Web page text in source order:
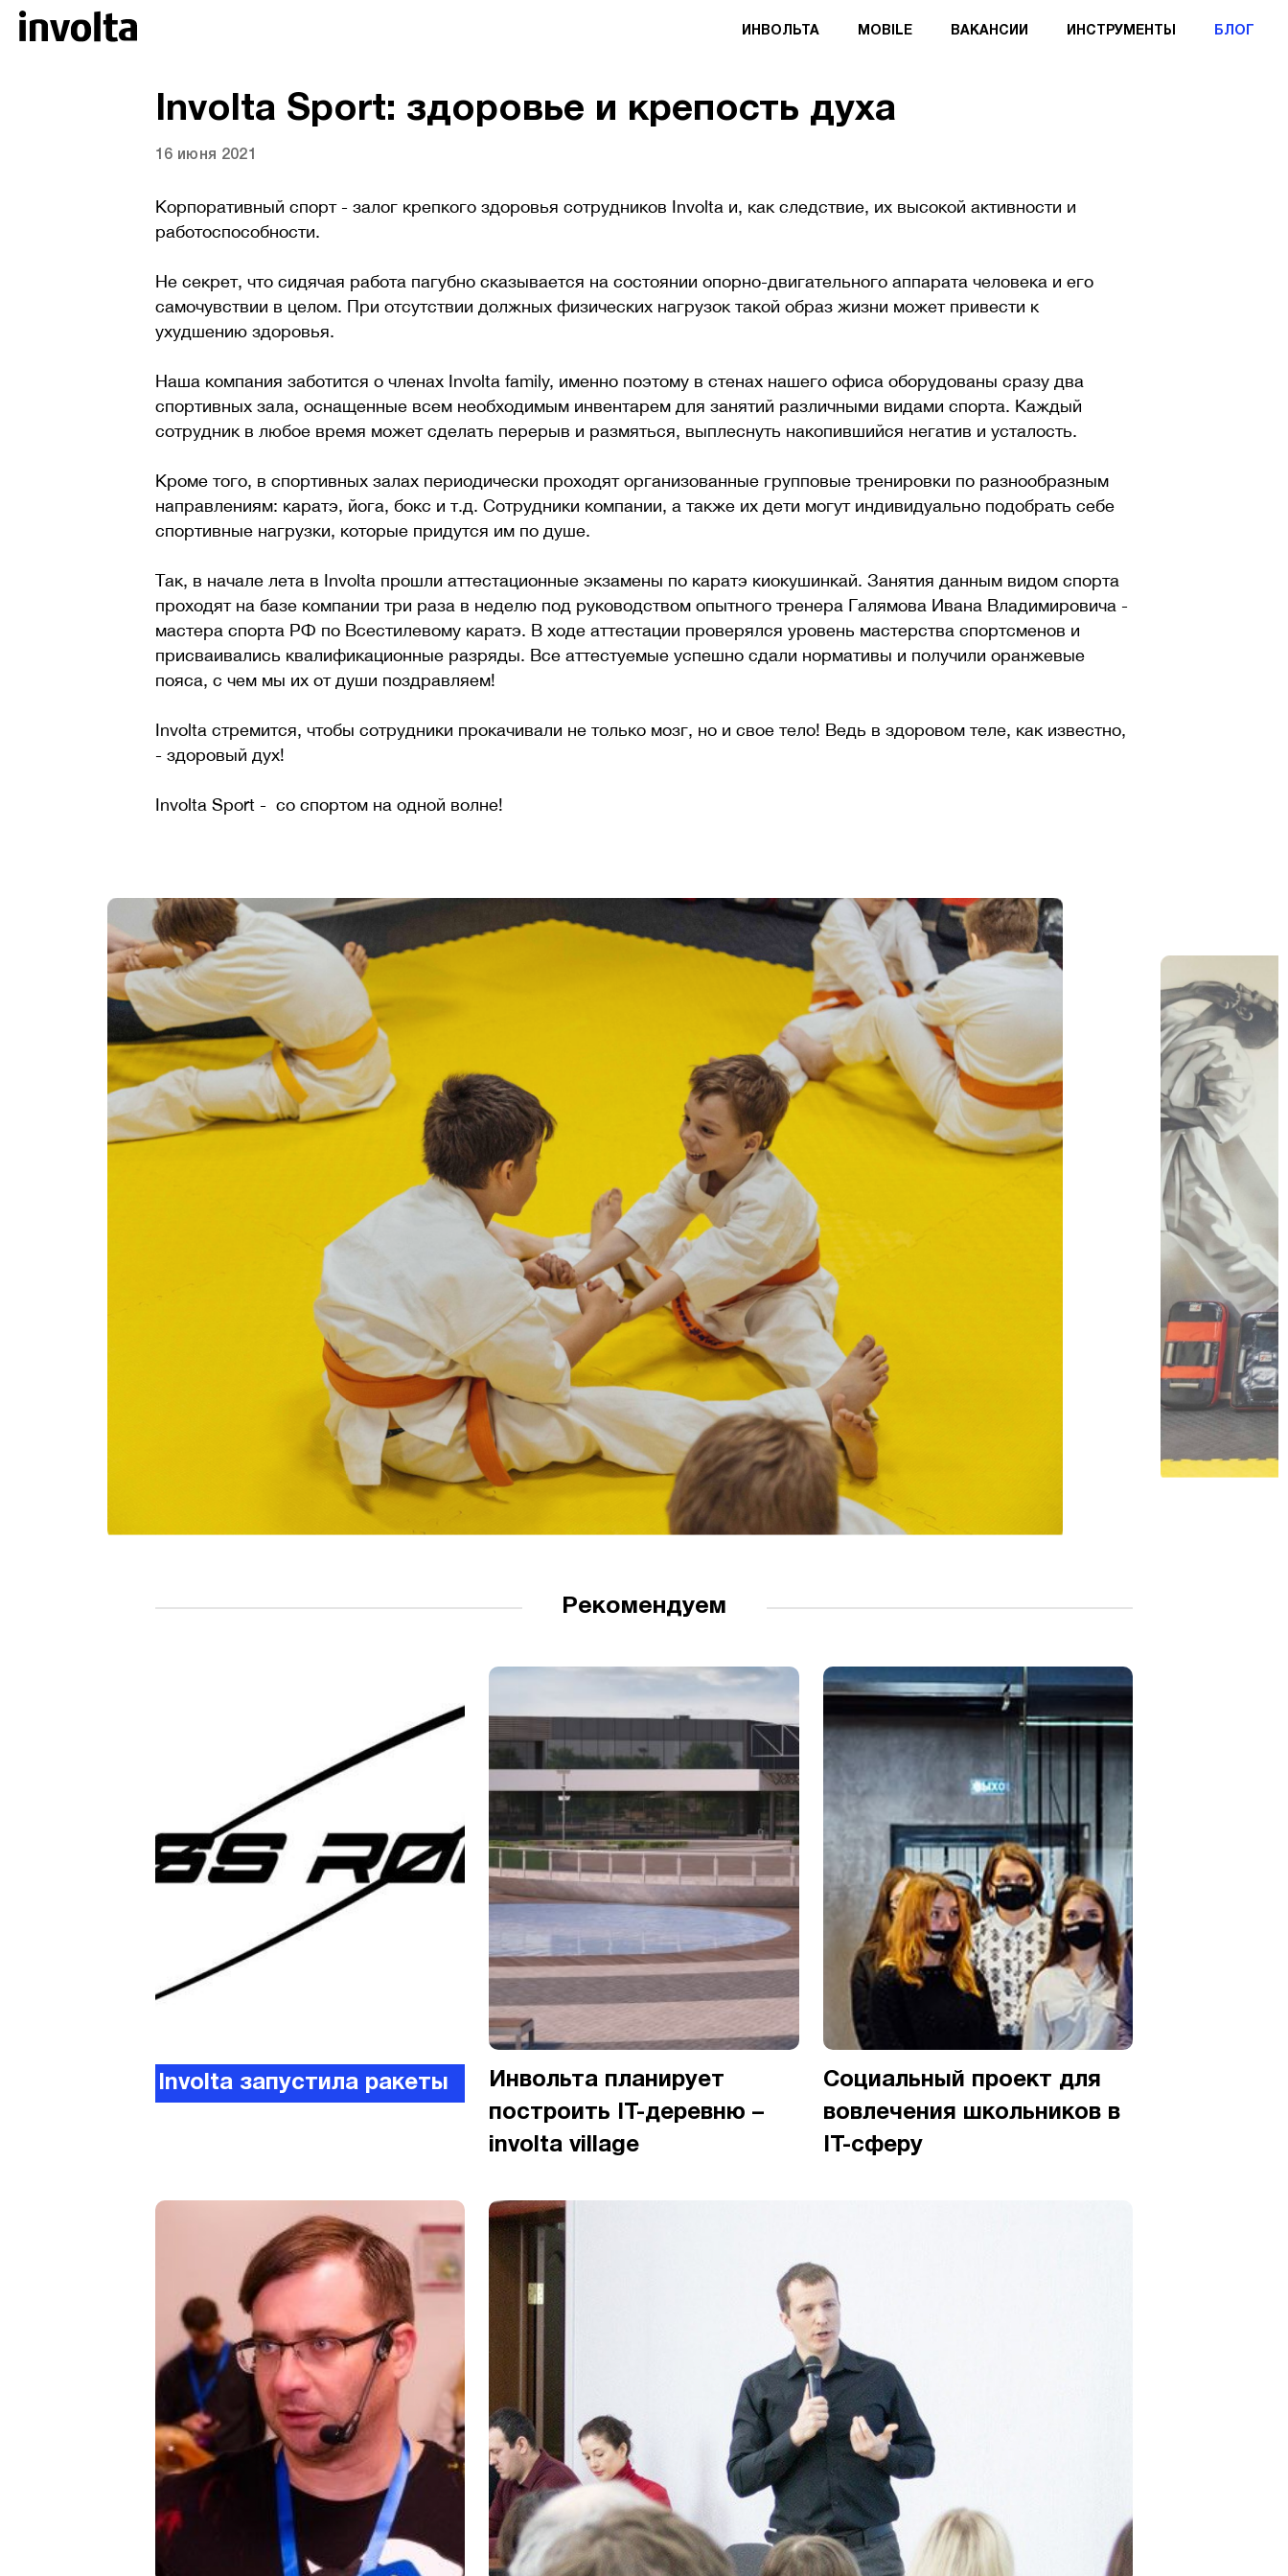
ИНВОЛЬТА MOBILE ВАКАНСИИ ИНСТРУМЕНТЫ БЛОГ
Involta Sport: здоровье и крепость духа
16 июня 2021
Корпоративный спорт - залог крепкого здоровья сотрудников Involta и, как следствие, их высокой активности и
работоспособности.
Не секрет, что сидячая работа пагубно сказывается на состоянии опорно-двигательного аппарата человека и его
самочувствии в целом. При отсутствии должных физических нагрузок такой образ жизни может привести к
ухудшению здоровья.
Наша компания заботится о членах Involta family, именно поэтому в стенах нашего офиса оборудованы сразу два
спортивных зала, оснащенные всем необходимым инвентарем для занятий различными видами спорта. Каждый
сотрудник в любое время может сделать перерыв и размяться, выплеснуть накопившийся негатив и усталость.
Кроме того, в спортивных залах периодически проходят организованные групповые тренировки по разнообразным
направлениям: каратэ, йога, бокс и т.д. Сотрудники компании, а также их дети могут индивидуально подобрать себе
спортивные нагрузки, которые придутся им по душе.
Так, в начале лета в Involta прошли аттестационные экзамены по каратэ киокушинкай. Занятия данным видом спорта
проходят на базе компании три раза в неделю под руководством опытного тренера Галямова Ивана Владимировича -
мастера спорта РФ по Всестилевому каратэ. В ходе аттестации проверялся уровень мастерства спортсменов и
присваивались квалификационные разряды. Все аттестуемые успешно сдали нормативы и получили оранжевые
пояса, с чем мы их от души поздравляем!
Involta стремится, чтобы сотрудники прокачивали не только мозг, но и свое тело! Ведь в здоровом теле, как известно,
- здоровый дух!
Involta Sport - со спортом на одной волне!
Рекомендуем
Involta запустила ракеты
Инвольта планирует
построить IT-деревню –
involta village
Социальный проект для
вовлечения школьников в
IT-сферу